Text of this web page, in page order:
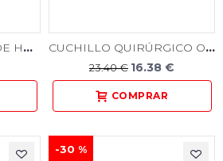
CINCEL RASPADOR DE HUESO REDONDO CUCHILLO QUIRÚRGICO ORBAN
23.40 € 16.38 €
-30 %